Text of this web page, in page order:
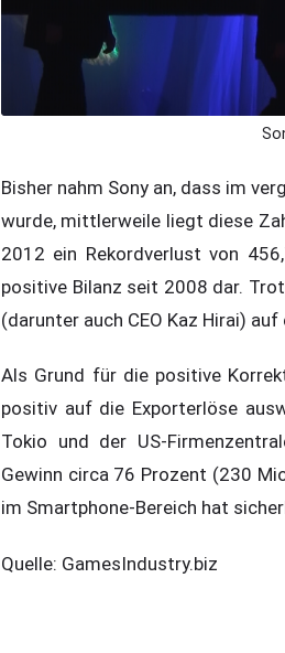
Bisher nahm Sony an, dass im
wurde, mittlerweile liegt diese
2012 ein Rekordverlust von
positive Bilanz seit 2008 dar.
(darunter auch CEO Kaz Hirai)
Als Grund für die positive
positiv auf die Exporterlöse
Tokio und der US-
Gewinn circa 76 Prozent (230
im Smartphone-Bereich hat
Quelle: GamesIndustry.biz